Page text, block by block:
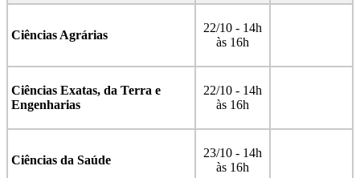
Ciências Agrárias
22/10 - 14h
às 16h
Ciências Exatas, da Terra e
Engenharias
22/10 - 14h
às 16h
Ciências da Saúde
23/10 - 14h
às 16h